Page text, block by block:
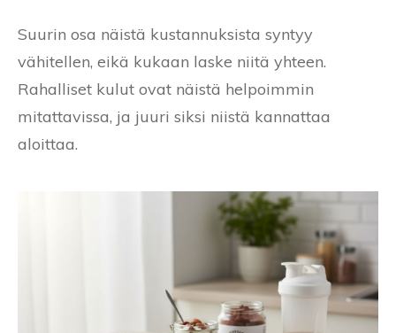
Suurin osa näistä kustannuksista syntyy
vähitellen, eikä kukaan laske niitä yhteen.
Rahalliset kulut ovat näistä helpoimmin
mitattavissa, ja juuri siksi niistä kannattaa
aloittaa.